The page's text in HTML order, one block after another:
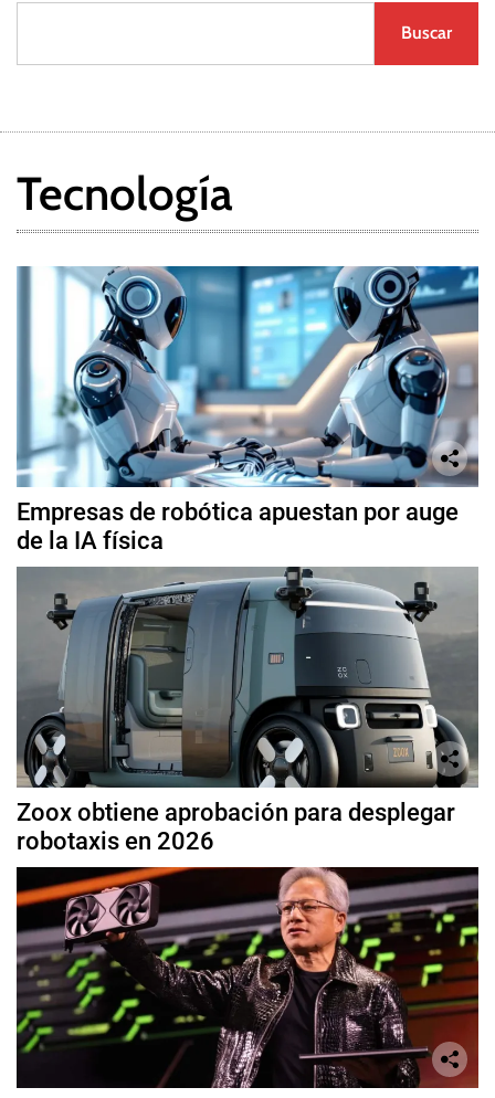
Buscar
Tecnología
Empresas de robótica apuestan por auge
de la IA física
Zoox obtiene aprobación para desplegar
robotaxis en 2026